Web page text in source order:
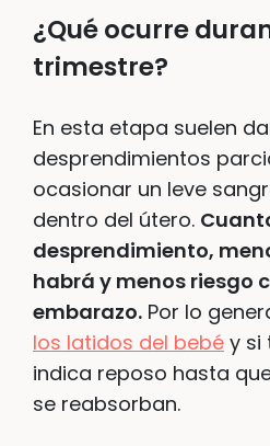
¿Qué ocurre
trimestre?
En esta etapa suelen
desprendimientos
ocasionar un leve
dentro del útero.
desprendimiento,
habrá y menos riesgo
embarazo. Por lo
los latidos del bebé y si
indica reposo hasta
se reabsorban.